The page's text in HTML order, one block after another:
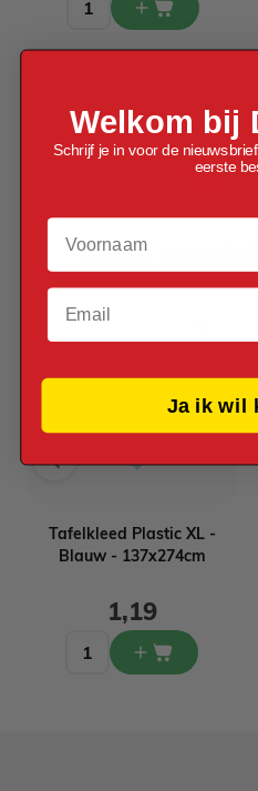
1 2
Meest
Tafelkleed Plastic XL -
Blauw - 137x274cm
1,19
Welkom bij
Schrijf je in voor de
eerste
Voornaam
Email
Ja ik wil